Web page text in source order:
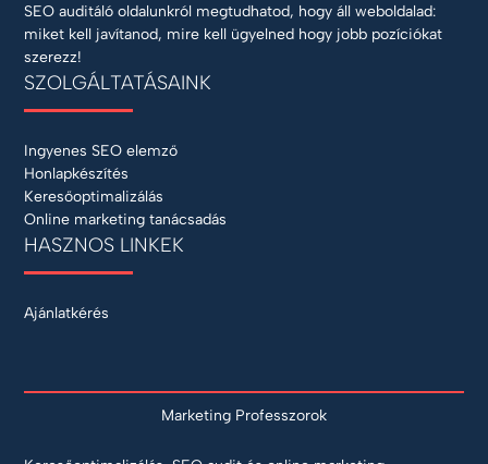
SEO auditáló oldalunkról megtudhatod, hogy áll weboldalad:
miket kell javítanod, mire kell ügyelned hogy jobb pozíciókat
szerezz!
SZOLGÁLTATÁSAINK
Ingyenes SEO elemző
Honlapkészítés
Keresőoptimalizálás
Online marketing tanácsadás
HASZNOS LINKEK
Ajánlatkérés
Marketing Professzorok